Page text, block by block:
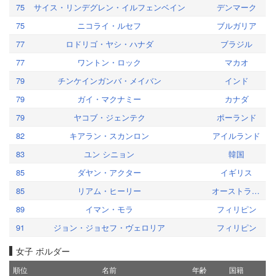
75
サイス・リンデグレン・イルフェンベイン
デンマーク
75
ニコライ・ルセフ
ブルガリア
77
ロドリゴ・ヤシ・ハナダ
ブラジル
77
ワントン・ロック
マカオ
79
チンケインガンバ・メイバン
インド
79
ガイ・マクナミー
カナダ
79
ヤコブ・ジェンテク
ポーランド
82
キアラン・スカンロン
アイルランド
83
ユン シニョン
韓国
85
ダヤン・アクター
イギリス
85
リアム・ヒーリー
オーストラリア
89
イマン・モラ
フィリピン
91
ジョン・ジョセフ・ヴェロリア フィリピン
女子 ボルダー
順位 名前 年齢 国籍